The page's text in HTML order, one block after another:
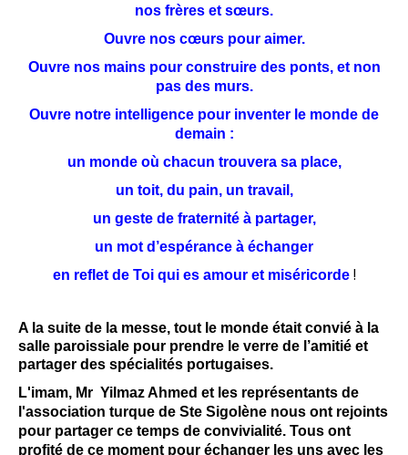
nos frères et sœurs.
Ouvre nos cœurs pour aimer.
Ouvre nos mains pour construire des ponts, et non
pas des murs.
Ouvre notre intelligence pour inventer le monde de
demain :
un monde où chacun trouvera sa place,
un toit, du pain, un travail,
un geste de fraternité à partager,
un mot d’espérance à échanger
en reflet de Toi qui es amour et miséricorde !
A la suite de la messe, tout le monde était convié à la
salle paroissiale pour prendre le verre de l’amitié et
partager des spécialités portugaises.
L'imam, Mr Yilmaz Ahmed et les représentants de
l'association turque de Ste Sigolène nous ont rejoints
pour partager ce temps de convivialité. Tous ont
profité de ce moment pour échanger les uns avec les